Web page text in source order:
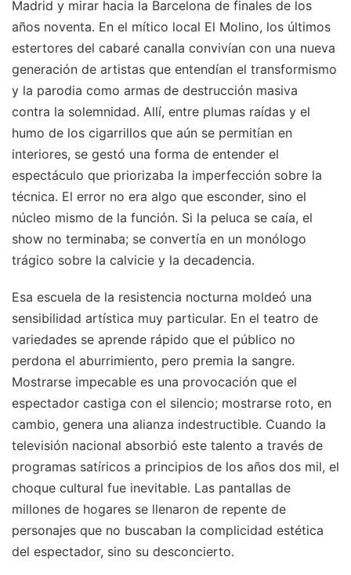
Madrid y mirar hacia la Barcelona de finales de los
años noventa. En el mítico local El Molino, los últimos
estertores del cabaré canalla convivían con una nueva
generación de artistas que entendían el transformismo
y la parodia como armas de destrucción masiva
contra la solemnidad. Allí, entre plumas raídas y el
humo de los cigarrillos que aún se permitían en
interiores, se gestó una forma de entender el
espectáculo que priorizaba la imperfección sobre la
técnica. El error no era algo que esconder, sino el
núcleo mismo de la función. Si la peluca se caía, el
show no terminaba; se convertía en un monólogo
trágico sobre la calvicie y la decadencia.
Esa escuela de la resistencia nocturna moldeó una
sensibilidad artística muy particular. En el teatro de
variedades se aprende rápido que el público no
perdona el aburrimiento, pero premia la sangre.
Mostrarse impecable es una provocación que el
espectador castiga con el silencio; mostrarse roto, en
cambio, genera una alianza indestructible. Cuando la
televisión nacional absorbió este talento a través de
programas satíricos a principios de los años dos mil, el
choque cultural fue inevitable. Las pantallas de
millones de hogares se llenaron de repente de
personajes que no buscaban la complicidad estética
del espectador, sino su desconcierto.